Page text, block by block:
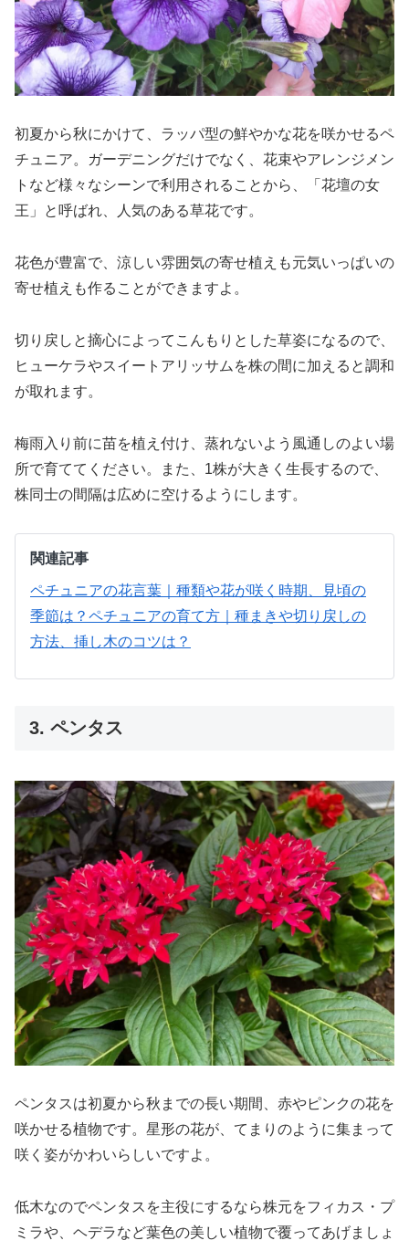
初夏から秋にかけて、ラッパ型の鮮やかな花を咲かせるペ
チュニア。ガーデニングだけでなく、花束やアレンジメン
トなど様々なシーンで利用されることから、「花壇の女
王」と呼ばれ、人気のある草花です。
花色が豊富で、涼しい雰囲気の寄せ植えも元気いっぱいの
寄せ植えも作ることができますよ。
切り戻しと摘心によってこんもりとした草姿になるので、
ヒューケラやスイートアリッサムを株の間に加えると調和
が取れます。
梅雨入り前に苗を植え付け、蒸れないよう風通しのよい場
所で育ててください。また、1株が大きく生長するので、
株同士の間隔は広めに空けるようにします。
関連記事
ペチュニアの花言葉｜種類や花が咲く時期、見頃の
季節は？ ペチュニアの育て方｜種まきや切り戻しの
方法、挿し木のコツは？
3. ペンタス
ペンタスは初夏から秋までの長い期間、赤やピンクの花を
咲かせる植物です。星形の花が、てまりのように集まって
咲く姿がかわいらしいですよ。
低木なのでペンタスを主役にするなら株元をフィカス・プ
ミラや、ヘデラなど葉色の美しい植物で覆ってあげましょ